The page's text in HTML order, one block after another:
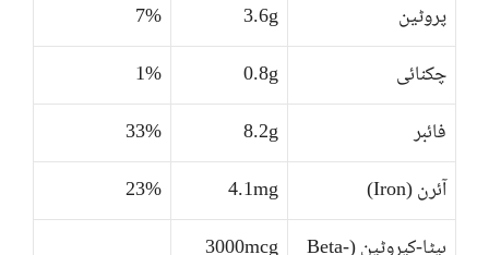
پروٹین
3.6g
7%
چکنائی
0.8g
1%
فائبر
8.2g
33%
آئرن (Iron)
4.1mg
23%
بیٹا-کیروٹین (Beta-
3000mcg